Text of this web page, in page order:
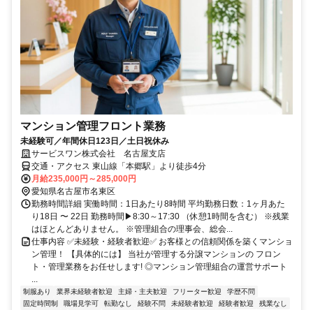
マンション管理フロント業務
未経験可／年間休日123日／土日祝休み
サービスワン株式会社 名古屋支店
交通・アクセス 東山線「本郷駅」より徒歩4分
月給235,000円～285,000円
愛知県名古屋市名東区
勤務時間詳細 実働時間：1日あたり8時間 平均勤務日数：1ヶ月あた
り18日 〜 22日 勤務時間▶8:30～17:30 （休憩1時間を含む） ※残業
はほとんどありません。 ※管理組合の理事会、総会...
仕事内容 ✅未経験・経験者歓迎✅ お客様との信頼関係を築くマンショ
ン管理！ 【具体的には】 当社が管理する分譲マンションの フロン
ト・管理業務をお任せします! ◎マンション管理組合の運営サポート
...
制服あり 業界未経験者歓迎 主婦・主夫歓迎 フリーター歓迎
学歴不問
固定時間制
職場見学可 転勤なし 経験不問 未経験者歓迎 経験者歓迎
残業なし